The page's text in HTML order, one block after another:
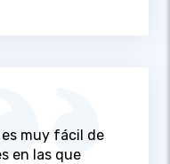
es muy fácil de
en las que